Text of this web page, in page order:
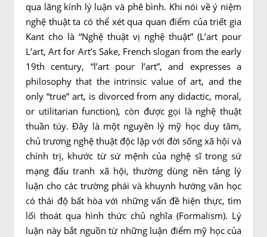
qua lăng kính lý luận và phê bình. Khi nói về ý niệm
nghệ thuật ta có thể xét qua quan điểm của triết gia
Kant cho là “Nghệ thuật vị nghệ thuật” (L’art pour
L’art, Art for Art’s Sake, French slogan from the early
19th century, “l’art pour l’art”, and expresses a
philosophy that the intrinsic value of art, and the
only “true” art, is divorced from any didactic, moral,
or utilitarian function), còn được gọi là nghệ thuật
thuần túy. Đây là một nguyên lý mỹ học duy tâm,
chủ trương nghệ thuật độc lập với đời sống xã hội và
chính trị, khước từ sứ mệnh của nghệ sĩ trong sứ
mạng đấu tranh xã hội, thường dùng nền tảng lý
luận cho các trường phái và khuynh hướng văn học
có thái độ bất hòa với những vấn đề hiện thực, tìm
lối thoát qua hình thức chủ nghĩa (Formalism). Lý
luận này bắt nguồn từ những luận điểm mỹ học của